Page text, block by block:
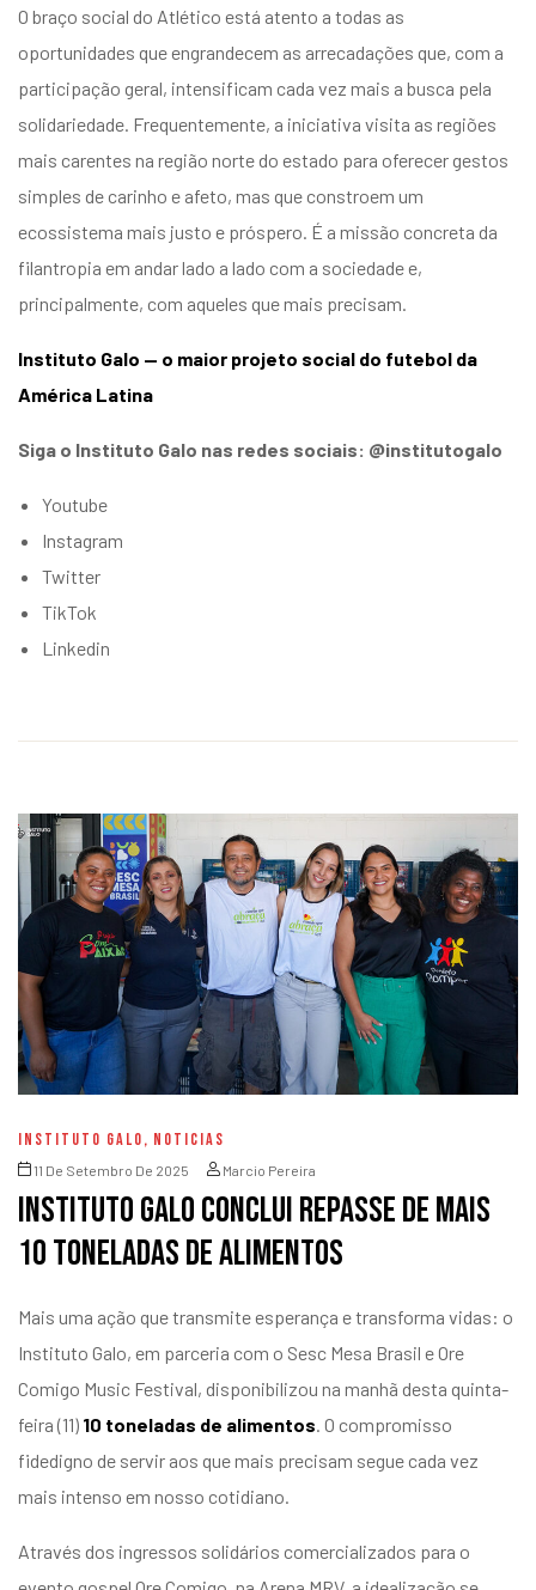
O braço social do Atlético está atento a todas as
oportunidades que engrandecem as arrecadações que, com a
participação geral, intensificam cada vez mais a busca pela
solidariedade. Frequentemente, a iniciativa visita as regiões
mais carentes na região norte do estado para oferecer gestos
simples de carinho e afeto, mas que constroem um
ecossistema mais justo e próspero. É a missão concreta da
filantropia em andar lado a lado com a sociedade e,
principalmente, com aqueles que mais precisam.
Instituto Galo — o maior projeto social do futebol da
América Latina
Siga o Instituto Galo nas redes sociais: @institutogalo
Youtube
Instagram
Twitter
TikTok
Linkedin
INSTITUTO GALO, NOTICIAS
11 De Setembro De 2025 Marcio Pereira
Instituto Galo conclui repasse de mais
10 toneladas de alimentos
Mais uma ação que transmite esperança e transforma vidas: o
Instituto Galo, em parceria com o Sesc Mesa Brasil e Ore
Comigo Music Festival, disponibilizou na manhã desta quinta-
feira (11) 10 toneladas de alimentos. O compromisso
fidedigno de servir aos que mais precisam segue cada vez
mais intenso em nosso cotidiano.
Através dos ingressos solidários comercializados para o